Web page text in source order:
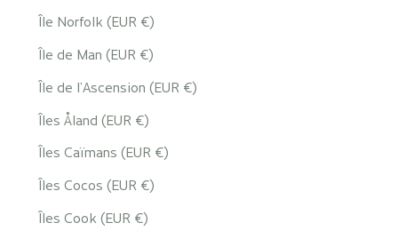
Île Norfolk (EUR €)
Île de Man (EUR €)
Île de l’Ascension (EUR €)
Îles Åland (EUR €)
Îles Caïmans (EUR €)
Îles Cocos (EUR €)
Îles Cook (EUR €)